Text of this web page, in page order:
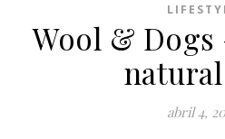
Wool & Dogs
abril 4,